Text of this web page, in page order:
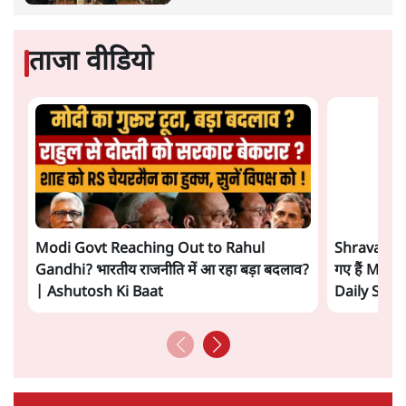
अगली खबर लोड हो रही है...
ताजा खबरें
'E20- दाल में काला नहीं, पूरी दाल ही काली; वाहनों
5 Min • देश
वीजा-मास्टरकार्ड को फायदा पहुँचाने की चर्चा